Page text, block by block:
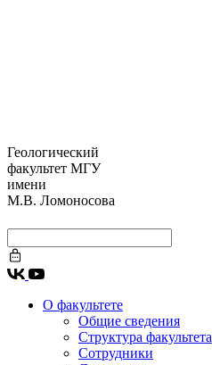
Геологический
факультет МГУ
имени
М.В. Ломоносова
О факультете
Общие сведения
Структура факультета
Сотрудники